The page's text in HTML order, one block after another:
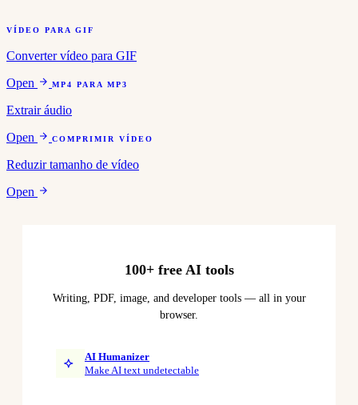
VÍDEO PARA GIF
Converter vídeo para GIF
Open
MP4 PARA MP3
Extrair áudio
Open
COMPRIMIR VÍDEO
Reduzir tamanho de vídeo
Open
100+ free AI tools
Writing, PDF, image, and developer tools — all in your
browser.
AI Humanizer
Make AI text undetectable